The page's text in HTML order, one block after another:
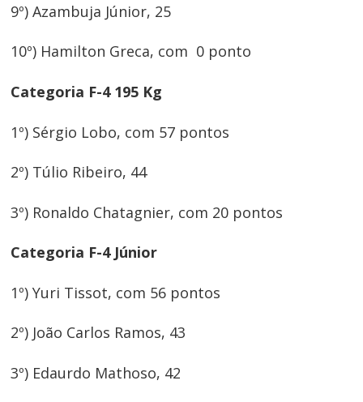
9º) Azambuja Júnior, 25
10º) Hamilton Greca, com 0 ponto
Categoria F-4 195 Kg
1º) Sérgio Lobo, com 57 pontos
2º) Túlio Ribeiro, 44
3º) Ronaldo Chatagnier, com 20 pontos
Categoria F-4 Júnior
1º) Yuri Tissot, com 56 pontos
2º) João Carlos Ramos, 43
3º) Edaurdo Mathoso, 42